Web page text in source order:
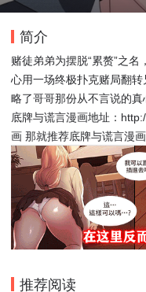
简介
赌徒弟弟为摆脱“累赘”之
心用一场终极扑克赌局翻
略了哥哥那份从不言说的真
底牌与谎言漫画地址：
画 那就推荐底牌与谎言漫
推荐阅读